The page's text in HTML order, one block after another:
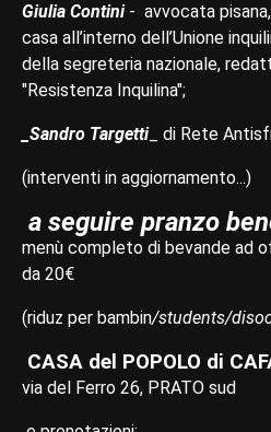
Giulia Contini- avvocata
casa all’interno dell’Unione
della segreteria nazionale,
"Resistenza Inquilina";
_Sandro Targetti_ di Rete
(interventi in aggiornamento...)
a seguire pranzo
menù completo di bevande ad
da 20€
(riduz per bambin/students/
CASA del POPOLO di
via del Ferro 26, PRATO sud